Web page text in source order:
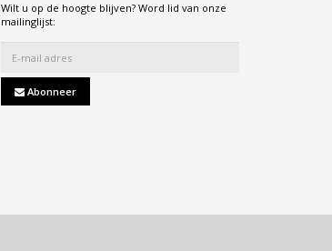
Wilt u op de hoogte blijven? Word lid van onze
mailinglijst:
Abonneer